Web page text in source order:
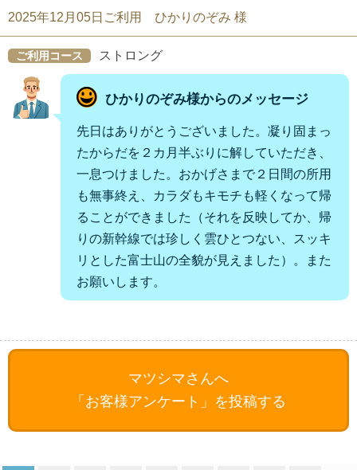
2025年12月05日ご利用 ひかりのぞみ 様
ご利用コース ストロング
ひかりのぞみ様からのメッセージ
先日はありがとうございました。凝り固まっ
たからだを２カ月半ぶりに解していただき、
一息つけました。おかげさまで２日間の所用
も無事終え、カラダもキモチも軽くなって帰
ることができました（それを反映してか、帰
りの新幹線では珍しく雲ひとつない、スッキ
リとした富士山の全貌が見えました）。また
お願いします。
マツシマさんへ
「お客様アンケート」を投稿する